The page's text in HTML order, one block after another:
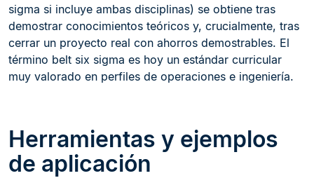
sigma si incluye ambas disciplinas) se obtiene tras
demostrar conocimientos teóricos y, crucialmente, tras
cerrar un proyecto real con ahorros demostrables. El
término belt six sigma es hoy un estándar curricular
muy valorado en perfiles de operaciones e ingeniería.
Herramientas y ejemplos
de aplicación